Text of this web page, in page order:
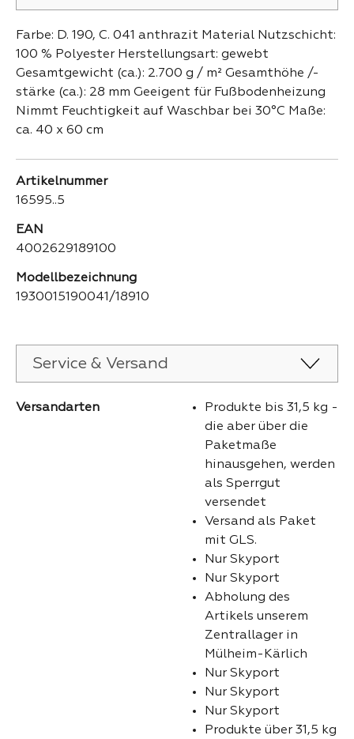
Farbe: D. 190, C. 041 anthrazit Material Nutzschicht:
100 % Polyester Herstellungsart: gewebt
Gesamtgewicht (ca.): 2.700 g / m² Gesamthöhe /-
stärke (ca.): 28 mm Geeigent für Fußbodenheizung
Nimmt Feuchtigkeit auf Waschbar bei 30°C Maße:
ca. 40 x 60 cm
Artikelnummer
16595..5
EAN
4002629189100
Modellbezeichnung
1930015190041/18910
Service & Versand
Versandarten
Produkte bis 31,5 kg -
die aber über die
Paketmaße
hinausgehen, werden
als Sperrgut
versendet
Versand als Paket
mit GLS.
Nur Skyport
Nur Skyport
Abholung des
Artikels unserem
Zentrallager in
Mülheim-Kärlich
Nur Skyport
Nur Skyport
Nur Skyport
Produkte über 31,5 kg